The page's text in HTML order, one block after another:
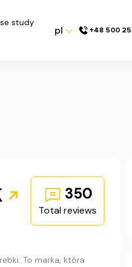
study
pl +48 500
350
Total reviews
To marka, która